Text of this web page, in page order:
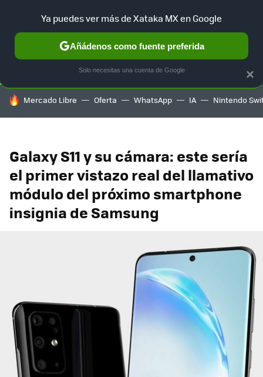
SELECCIÓN GAMING HOME AUTO TERRITORIO
HOY SE HABLA DE
Mercado Libre Oferta WhatsApp IA Nintendo
Galaxy S11 y su cámara: este sería
el primer vistazo real del llamativo
módulo del próximo smartphone
insignia de Samsung
×
Ya puedes ver más de Xataka MX en Google
Añádenos como fuente preferida
Solo necesitas una cuenta de Google